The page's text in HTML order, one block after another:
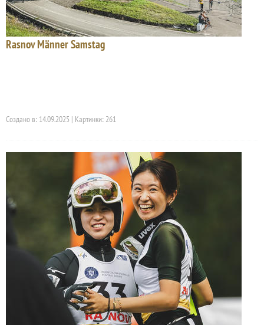
Rasnov Männer Samstag
Создано в: 14.09.2025 | Картинки: 261